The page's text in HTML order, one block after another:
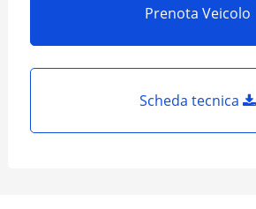
Prenota Veicolo
Scheda tecnica